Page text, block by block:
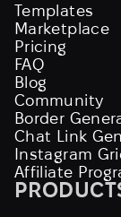
Templates
Marketplace
Pricing
FAQ
Blog
Community
Border
Chat Link
Instagram
Affiliate